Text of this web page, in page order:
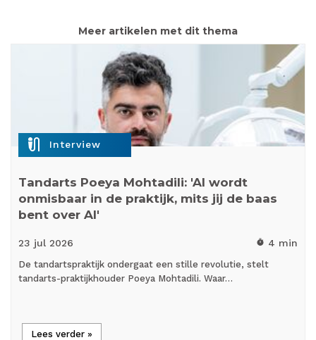
Meer artikelen met dit thema
mic_external_on Interview
Tandarts Poeya Mohtadili: 'AI wordt
onmisbaar in de praktijk, mits jij de baas
bent over AI'
23 jul 2026 timer 4 min
De tandartspraktijk ondergaat een stille revolutie, stelt
tandarts-praktijkhouder Poeya Mohtadili. Waar…
Lees verder »